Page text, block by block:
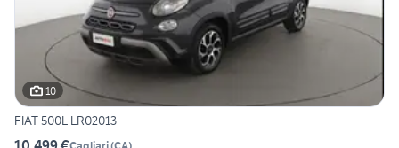
10
FIAT 500L LR02013